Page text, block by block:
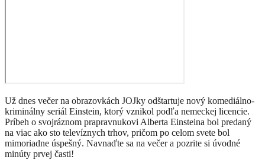
Už dnes večer na obrazovkách JOJky odštartuje nový komediálno-
kriminálny seriál Einstein, ktorý vznikol podľa nemeckej licencie.
Príbeh o svojráznom prapravnukovi Alberta Einsteina bol predaný
na viac ako sto televíznych trhov, pričom po celom svete bol
mimoriadne úspešný. Navnaďte sa na večer a pozrite si úvodné
minúty prvej časti!